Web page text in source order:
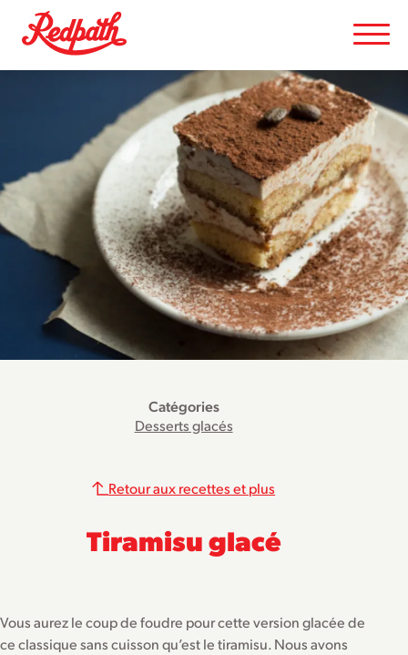
Catégories
Desserts glacés
Tiramisu glacé
Retour aux recettes et plus
Vous aurez le coup de foudre pour cette version glacée de
ce classique sans cuisson qu’est le tiramisu. Nous avons